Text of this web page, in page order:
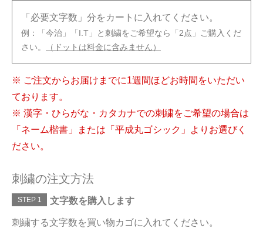
「必要文字数」分をカートに入れてください。
例：「今治」「I.T」と刺繍をご希望なら「2点」ご購入くだ
さい。
（ドットは料金に含みません）
※ ご注文からお届けまでに1週間ほどお時間をいただい
ております。
※ 漢字・ひらがな・カタカナでの刺繍をご希望の場合は
「ネーム楷書」または「平成丸ゴシック」よりお選びく
ださい。
刺繍の注文方法
STEP 1 文字数を購入します
刺繍する文字数を買い物カゴに入れてください。